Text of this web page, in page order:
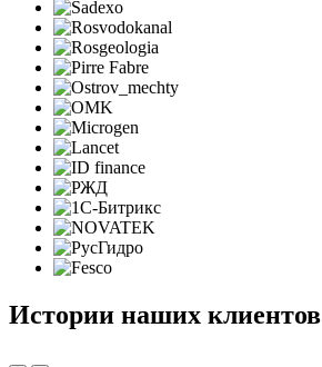
Истории наших клиентов